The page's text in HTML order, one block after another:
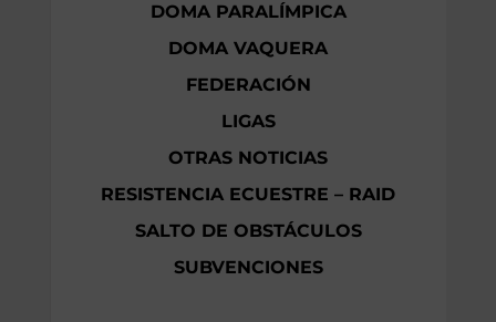
DOMA PARALÍMPICA
DOMA VAQUERA
FEDERACIÓN
LIGAS
OTRAS NOTICIAS
RESISTENCIA ECUESTRE – RAID
SALTO DE OBSTÁCULOS
SUBVENCIONES